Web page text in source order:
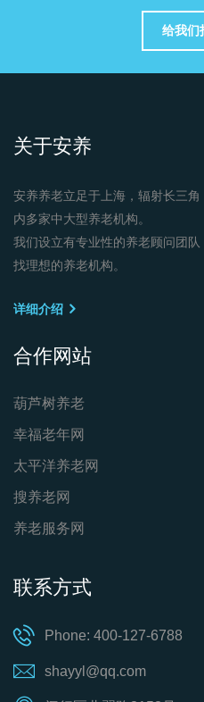
给我们
关于安养
安养养老立足于上海，辐射长三
内多家中大型养老机构。
我们设立有专业性的养老顾问团
找理想的养老机构。
详细介绍
合作网站
葫芦树养老
幸福老年网
太平洋养老网
搜养老网
养老服务网
联系方式
Phone: 400-127-6788
shayyl@qq.com